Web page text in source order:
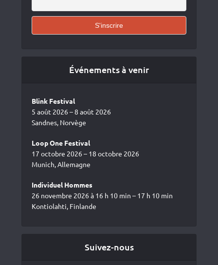
Événements à venir
Blink Festival
5 août 2026 – 8 août 2026
Sandnes, Norvège
Loop One Festival
17 octobre 2026 – 18 octobre 2026
Munich, Allemagne
Individuel Hommes
26 novembre 2026 à 16 h 10 min – 17 h 10 min
Kontiolahti, Finlande
Suivez-nous